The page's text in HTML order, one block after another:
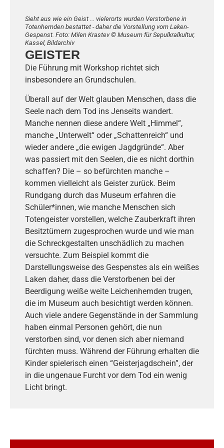
Sieht aus wie ein Geist ... vielerorts wurden Verstorbene in
Totenhemden bestattet - daher die Vorstellung vom Laken-
Gespenst. Foto: Milen Krastev © Museum für Sepulkralkultur,
Kassel, Bildarchiv
GEISTER
Die Führung mit Workshop richtet sich
insbesondere an Grundschulen.
Überall auf der Welt glauben Menschen, dass die
Seele nach dem Tod ins Jenseits wandert.
Manche nennen diese andere Welt „Himmel“,
manche „Unterwelt“ oder „Schattenreich“ und
wieder andere „die ewigen Jagdgründe“. Aber
was passiert mit den Seelen, die es nicht dorthin
schaffen? Die – so befürchten manche –
kommen vielleicht als Geister zurück. Beim
Rundgang durch das Museum erfahren die
Schüler*innen, wie manche Menschen sich
Totengeister vorstellen, welche Zauberkraft ihren
Besitztümern zugesprochen wurde und wie man
die Schreckgestalten unschädlich zu machen
versuchte. Zum Beispiel kommt die
Darstellungsweise des Gespenstes als ein weißes
Laken daher, dass die Verstorbenen bei der
Beerdigung weiße weite Leichenhemden trugen,
die im Museum auch besichtigt werden können.
Auch viele andere Gegenstände in der Sammlung
haben einmal Personen gehört, die nun
verstorben sind, vor denen sich aber niemand
fürchten muss. Während der Führung erhalten die
Kinder spielerisch einen “Geisterjagdschein”, der
in die ungenaue Furcht vor dem Tod ein wenig
Licht bringt.